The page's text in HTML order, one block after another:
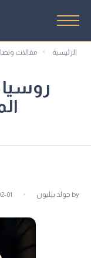
الرئيسية مقالات
by جولد بيليون 01